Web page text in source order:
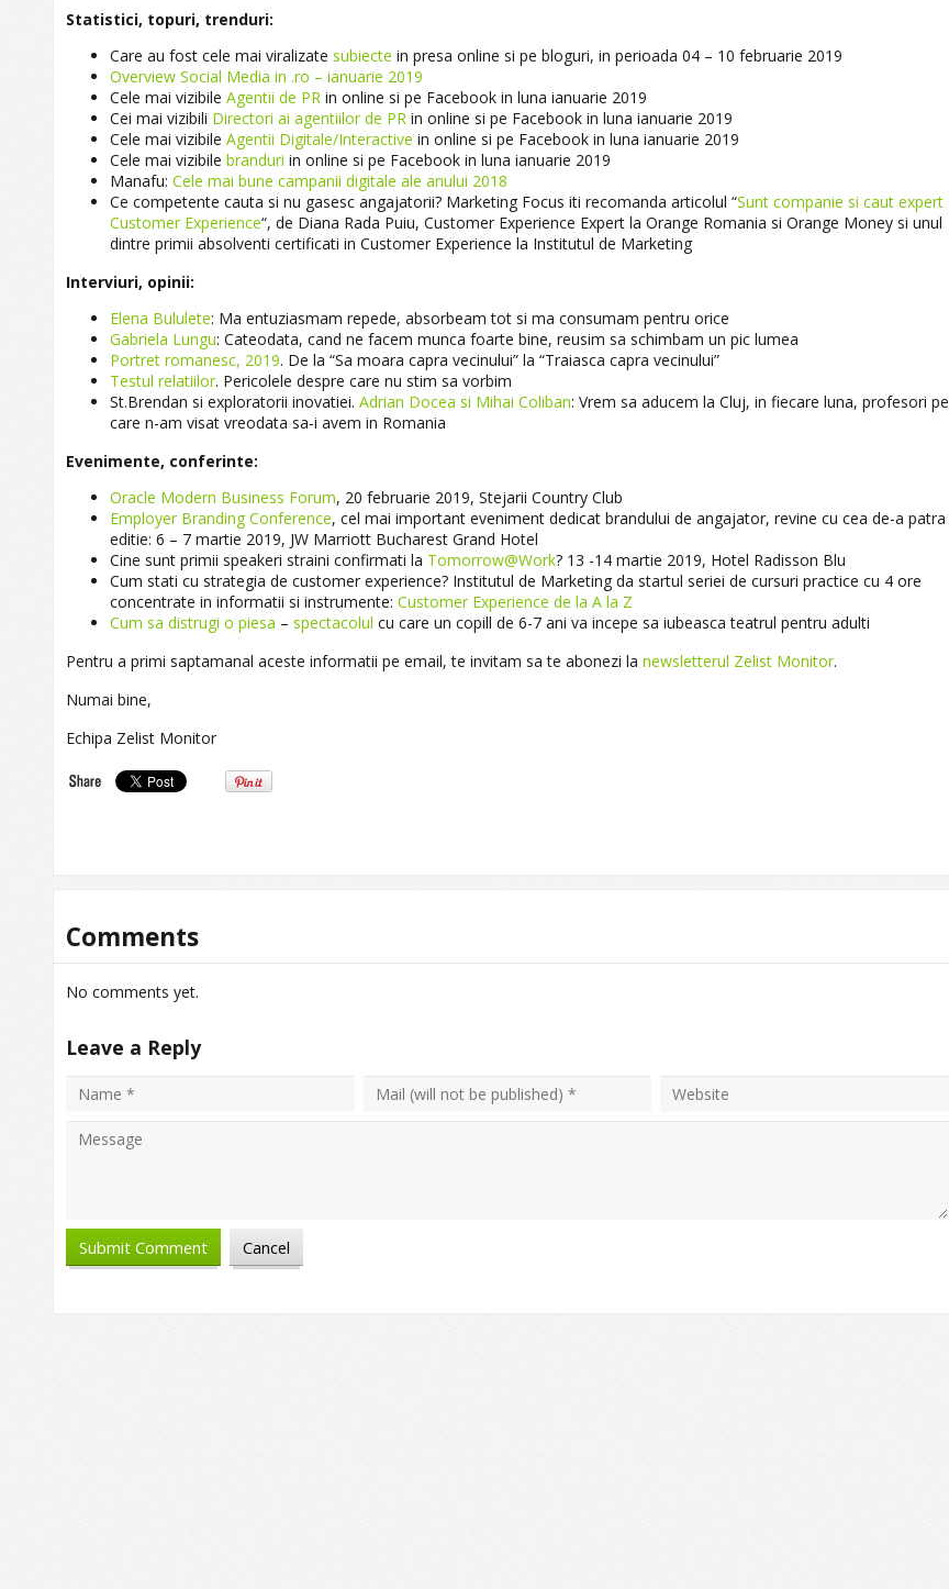
Statistici, topuri, trenduri:
Care au fost cele mai viralizate subiecte in presa online si pe bloguri, in perioada 04 – 10 februarie 2019
Overview Social Media in .ro – ianuarie 2019
Cele mai vizibile Agentii de PR in online si pe Facebook in luna ianuarie 2019
Cei mai vizibili Directori ai agentiilor de PR in online si pe Facebook in luna ianuarie 2019
Cele mai vizibile Agentii Digitale/Interactive in online si pe Facebook in luna ianuarie 2019
Cele mai vizibile branduri in online si pe Facebook in luna ianuarie 2019
Manafu: Cele mai bune campanii digitale ale anului 2018
Ce competente cauta si nu gasesc angajatorii? Marketing Focus iti recomanda articolul “Sunt companie si caut expert
Customer Experience“, de Diana Rada Puiu, Customer Experience Expert la Orange Romania si Orange Money si unul
dintre primii absolventi certificati in Customer Experience la Institutul de Marketing
Interviuri, opinii:
Elena Bululete: Ma entuziasmam repede, absorbeam tot si ma consumam pentru orice
Gabriela Lungu: Cateodata, cand ne facem munca foarte bine, reusim sa schimbam un pic lumea
Portret romanesc, 2019. De la “Sa moara capra vecinului” la “Traiasca capra vecinului”
Testul relatiilor. Pericolele despre care nu stim sa vorbim
St.Brendan si exploratorii inovatiei. Adrian Docea si Mihai Coliban: Vrem sa aducem la Cluj, in fiecare luna, profesori pe
care n-am visat vreodata sa-i avem in Romania
Evenimente, conferinte:
Oracle Modern Business Forum, 20 februarie 2019, Stejarii Country Club
Employer Branding Conference, cel mai important eveniment dedicat brandului de angajator, revine cu cea de-a patra
editie: 6 – 7 martie 2019, JW Marriott Bucharest Grand Hotel
Cine sunt primii speakeri straini confirmati la Tomorrow@Work? 13 -14 martie 2019, Hotel Radisson Blu
Cum stati cu strategia de customer experience? Institutul de Marketing da startul seriei de cursuri practice cu 4 ore
concentrate in informatii si instrumente: Customer Experience de la A la Z
Cum sa distrugi o piesa – spectacolul cu care un copill de 6-7 ani va incepe sa iubeasca teatrul pentru adulti
Pentru a primi saptamanal aceste informatii pe email, te invitam sa te abonezi la newsletterul Zelist Monitor.
Numai bine,
Echipa Zelist Monitor
Comments
No comments yet.
Leave a Reply